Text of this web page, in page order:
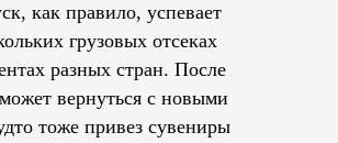
как правило, успевает
грузовых отсеках
разных стран. После
вернуться с новыми
тоже привез сувениры